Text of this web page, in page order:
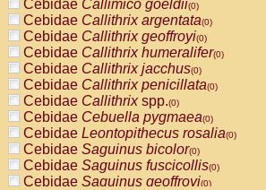
Cebidae Callimico goeldii(0)
Cebidae Callithrix argentata(0)
Cebidae Callithrix geoffroyi(0)
Cebidae Callithrix humeralifer(0)
Cebidae Callithrix jacchus(0)
Cebidae Callithrix penicillata(0)
Cebidae Callithrixspp.(0)
Cebidae Cebuella pygmaea(0)
Cebidae Leontopithecus rosalia(0)
Cebidae Saguinus bicolor(0)
Cebidae Saguinus fuscicollis(0)
Cebidae Saguinus geoffroyi(0)